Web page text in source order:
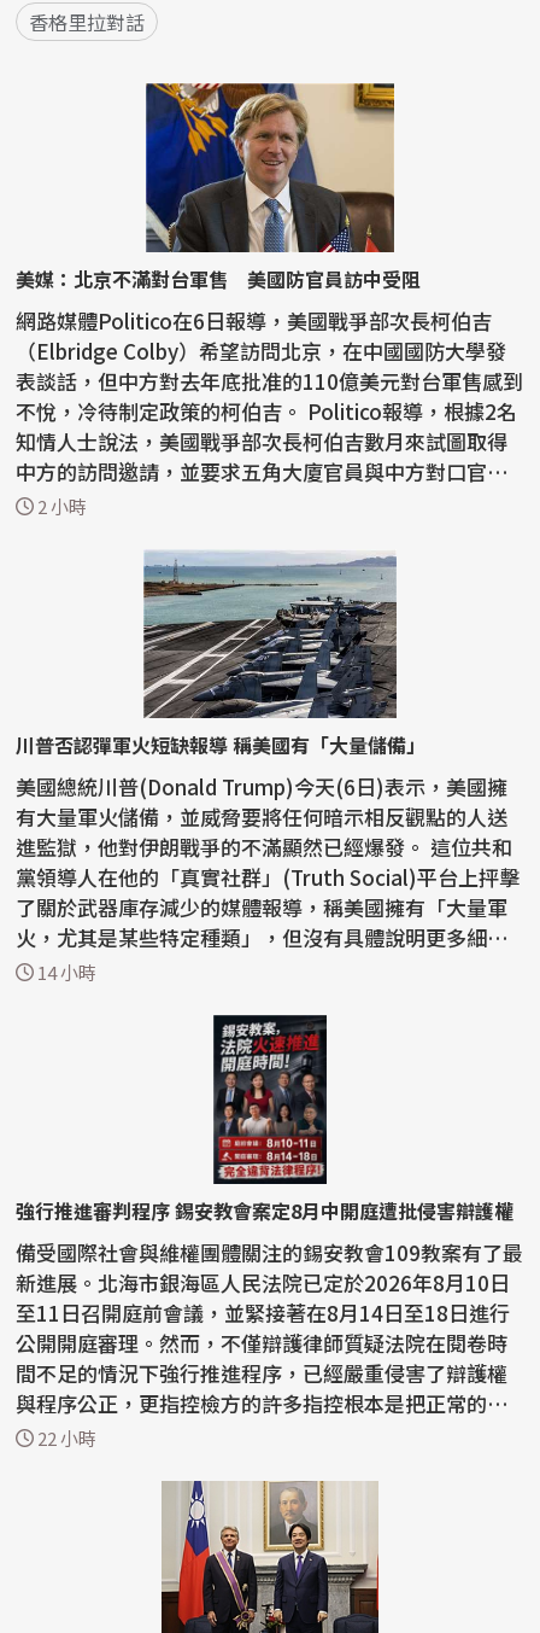
香格里拉對話
美媒：北京不滿對台軍售 美國防官員訪中受阻
網路媒體Politico在6日報導，美國戰爭部次長柯伯吉
（Elbridge Colby）希望訪問北京，在中國國防大學發
表談話，但中方對去年底批准的110億美元對台軍售感到
不悅，冷待制定政策的柯伯吉。 Politico報導，根據2名
知情人士說法，美國戰爭部次長柯伯吉數月來試圖取得
中方的訪問邀請，並要求五角大廈官員與中方對口官員
會...2 小時
川普否認彈軍火短缺報導 稱美國有「大量儲備」
美國總統川普(Donald Trump)今天(6日)表示，美國擁
有大量軍火儲備，並威脅要將任何暗示相反觀點的人送
進監獄，他對伊朗戰爭的不滿顯然已經爆發。 這位共和
黨領導人在他的「真實社群」(Truth Social)平台上抨擊
了關於武器庫存減少的媒體報導，稱美國擁有「大量軍
火，尤其是某些特定種類」，但沒有具體說明更多細
節。...
14 小時
強行推進審判程序 錫安教會案定8月中開庭遭批侵害辯護權
備受國際社會與維權團體關注的錫安教會109教案有了最
新進展。北海市銀海區人民法院已定於2026年8月10日
至11日召開庭前會議，並緊接著在8月14日至18日進行
公開開庭審理。然而，不僅辯護律師質疑法院在閱卷時
間不足的情況下強行推進程序，已經嚴重侵害了辯護權
與程序公正，更指控檢方的許多指控根本是把正常的宗
教活動...
22 小時